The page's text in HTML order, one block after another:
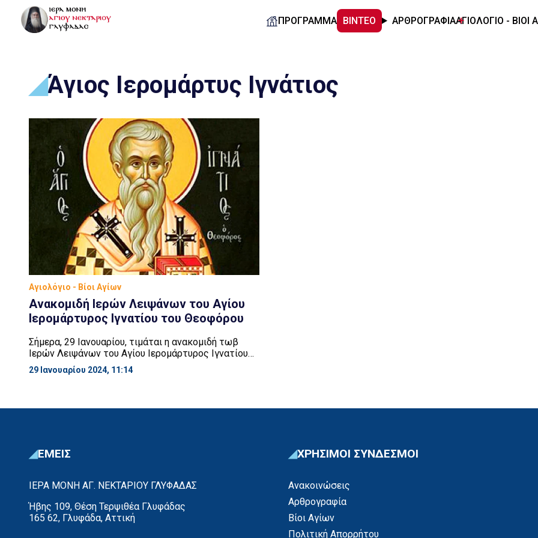
ΠΡΟΓΡΑΜΜΑ ΒΙΝΤΕΟ ΑΡΘΡΟΓΡΑΦΙΑΑΓΙΟΛΟΓΙΟ - ΒΙΟΙ
Άγιος Ιερομάρτυς Ιγνάτιος
Αγιολόγιο - Βίοι Αγίων
Ανακομιδή Ιερών Λειψάνων του Αγίου
Ιερομάρτυρος Ιγνατίου του Θεοφόρου
Σήμερα, 29 Ιανουαρίου, τιμάται η ανακομιδή τωβ
Ιερών Λειψάνων του Αγίου Ιερομάρτυρος Ιγνατίου
του Θεοφόρου. Ο Άγιος Ιερομάρτυς Ιγνάτιος
(τιμάται 20 Δεκεμβρίου) ήταν διάδοχος των
Εκκλησίας της Σμύρνης Πολύκαρπο, μαθητής του
29 Ιανουαρίου 2024, 11:14
ΕΜΕΙΣ
ΙΕΡΑ ΜΟΝΗ ΑΓ. ΝΕΚΤΑΡΙΟΥ ΓΛΥΦΑΔΑΣ
Ήβης 109, Θέση Τερψιθέα Γλυφάδας
165 62, Γλυφάδα, Αττική
ΧΡΗΣΙΜΟΙ ΣΥΝΔΕΣΜΟΙ
Ανακοινώσεις
Αρθρογραφία
Βίοι Αγίων
Πολιτική Απορρήτου